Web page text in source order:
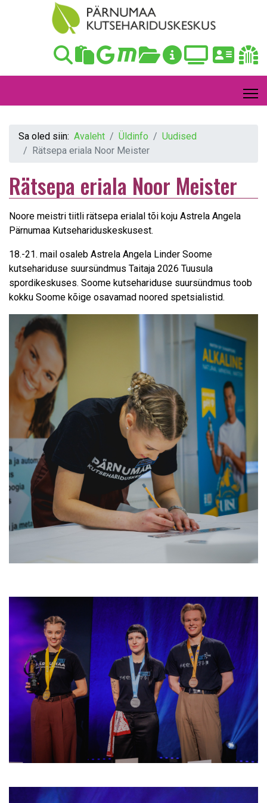
Sa oled siin: Avaleht Üldinfo
Uudised
Rätsepa eriala Noor Meister
Rätsepa eriala Noor Meister
Noore meistri tiitli rätsepa erialal tõi koju Astrela Angela
Pärnumaa Kutsehariduskeskusest.
18.-21. mail osaleb Astrela Angela Linder Soome
kutsehariduse suursündmus Taitaja 2026 Tuusula
spordikeskuses. Soome kutsehariduse suursündmus toob
kokku Soome kõige osavamad noored spetsialistid.